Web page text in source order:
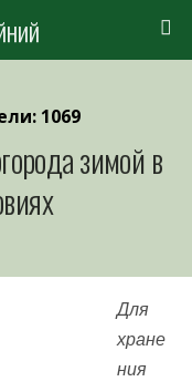
1069
зимой в
Для
хране
ния